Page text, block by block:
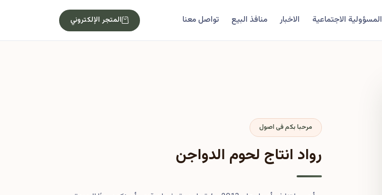
المسؤولية الاجتماعية الاخبار منافذ البيع تواصل معنا المتجر الإلكتروني
مرحبا بكم فى اصول
رواد انتاج لحوم الدواجن